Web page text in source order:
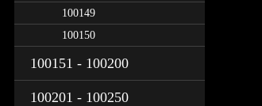
100149
100150
100151 - 100200
100201 - 100250